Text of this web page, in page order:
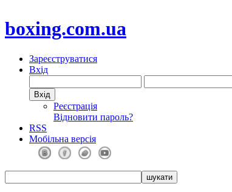
boxing.com.ua
Зареєструватися
Вхід
Реєстрація
Відновити пароль?
RSS
Мобільна версія